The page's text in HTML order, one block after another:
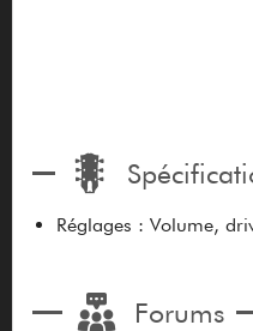
Réglages : Volume,
Forums